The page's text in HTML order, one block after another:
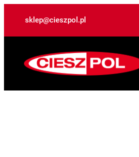
sklep@cieszpol.pl